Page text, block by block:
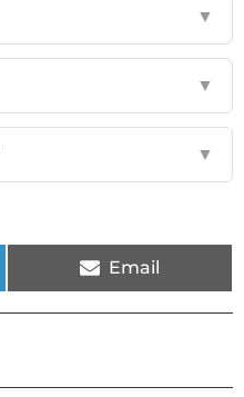
▼
▼
▼
Email